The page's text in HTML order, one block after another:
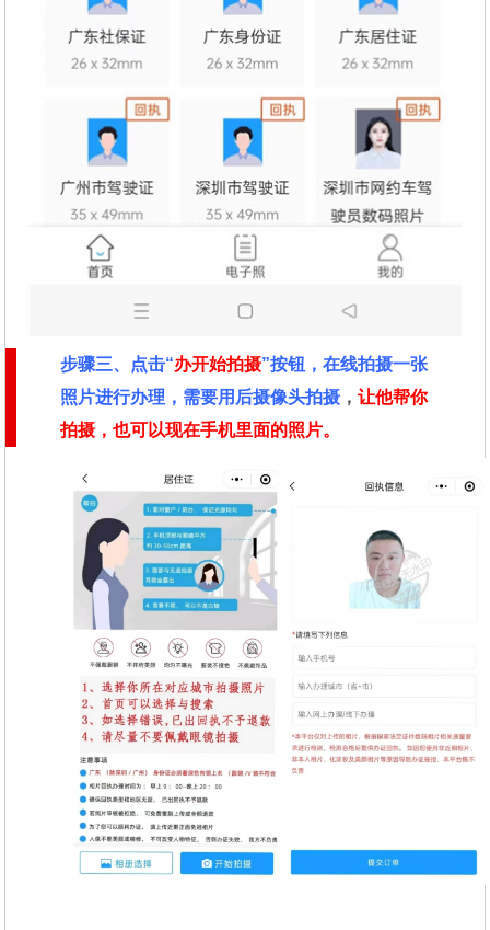
步骤三、点击“办开始拍摄”按钮，在线拍摄一张
照片进行办理，需要用后摄像头拍摄 ，让他帮你
拍摄，也可以现在手机里面的照片。